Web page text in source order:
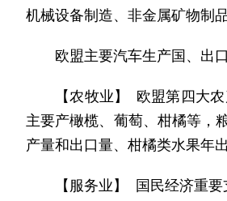
机械设备制造、非金属矿物制
欧盟主要汽车生产国、出
【农牧业】 欧盟第四大
主要产橄榄、葡萄、柑橘等，
产量和出口量、柑橘类水果年
【服务业】 国民经济重